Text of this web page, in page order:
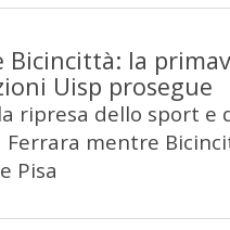
Bicincittà: la
Uisp prosegue
ripresa dello sport e
mentre
Pisa